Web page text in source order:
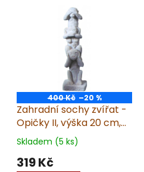
400 Kč –20 %
Zahradní sochy zvířat -
Opičky II, výška 20 cm,
0,3 kg, pískovec
Skladem (5 ks)
319 Kč